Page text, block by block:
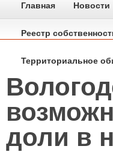
Главная Новости
Реестр
Территориальное
доли в